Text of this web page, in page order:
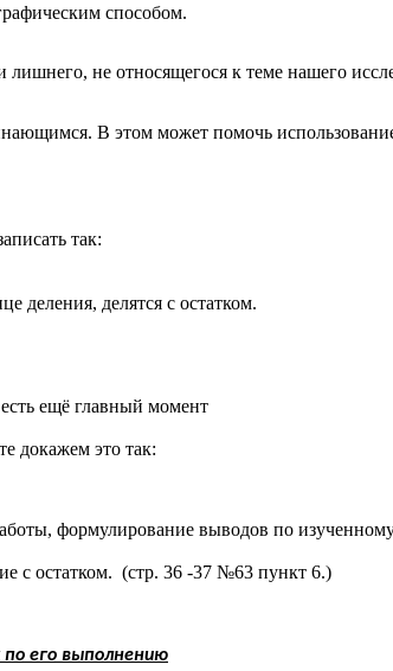
способом.
не относящегося к теме нашего
В этом может помочь
так:
деления, делятся с остатком.
ещё главный момент
докажем это так:
формулирование выводов по
с остатком. (стр. 36 -37 №63 пункт 6.)
его выполнению